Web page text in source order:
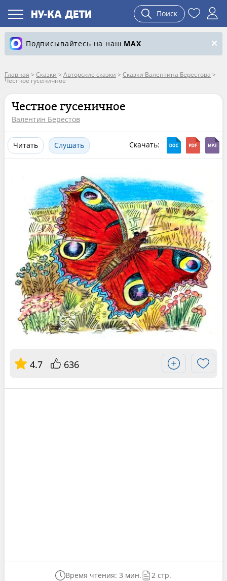
Поиск
Подписывайтесь на наш MAX
Главная > Сказки > Авторские сказки > Сказки Валентина Берестова >
Честное гусеничное
Честное гусеничное
Валентин Берестов
Читать Слушать Скачать:
4.7 636
Время чтения: 3 мин. 2 стр.